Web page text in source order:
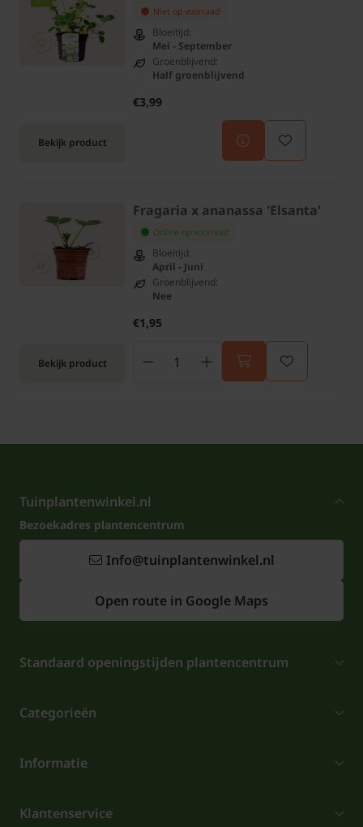
Bekijk product
Niet op voorraad
Bloeitijd:
Mei - September
Groenblijvend:
Half groenblijvend
€3,99
Bekijk product
Fragaria x ananassa 'Elsanta'
Online op voorraad
Bloeitijd:
April - Juni
Groenblijvend:
Nee
€1,95
Tuinplantenwinkel.nl
Bezoekadres plantencentrum
Info@tuinplantenwinkel.nl
Open route in Google Maps
Standaard openingstijden plantencentrum
Categorieën
Informatie
Klantenservice